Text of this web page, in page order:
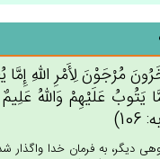
مُرْجَوْن‌َ لِأَمْرِ الله‌ِ إِمَّا
يَتُوب‌ُ عَلَيْهِم‌ْ وَالله‌ُ
ديگر، به فرمان خدا واگذار